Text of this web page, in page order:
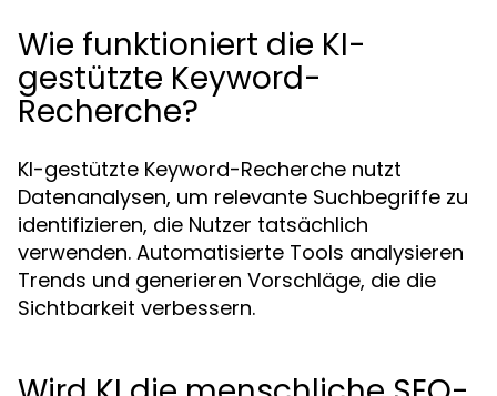
Wie funktioniert die KI-
gestützte Keyword-
Recherche?
KI-gestützte Keyword-Recherche nutzt
Datenanalysen, um relevante Suchbegriffe zu
identifizieren, die Nutzer tatsächlich
verwenden. Automatisierte Tools analysieren
Trends und generieren Vorschläge, die die
Sichtbarkeit verbessern.